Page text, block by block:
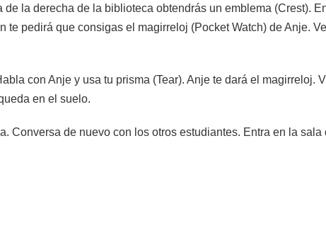
la derecha de la biblioteca obtendrás un emblema (Crest).
te pedirá que consigas el magirreloj (Pocket Watch) de Anje.
con Anje y usa tu prisma (Tear). Anje te dará el magirreloj.
en el suelo.
Conversa de nuevo con los otros estudiantes. Entra en la